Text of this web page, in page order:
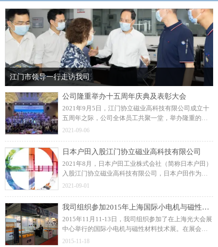
江门市领导一行走访我司
公司隆重举办十五周年庆典及表彰大会
2021年9月5日，江门协立磁业高科技有限公司成立十
五周年之际，公司全体员工共聚一堂，举办隆重的周
年庆典及表彰大会！展望未来，协立公司更加坚定信
2021-09-06
日本户田入股江门协立磁业高科技有限公司
2021年8月，日本户田工业株式会社（简称日本户田）
入股江门协立磁业高科技有限公司，日本户田作为公
司磁粒料的供应商，此前建立了良好的长期合作关
2021-09-01
我司组织参加2015年上海国际小电机与磁性材料技术展
2015年11月11-13日，我司组织参加了在上海光大会展
中心举行的国际小电机与磁性材料技术展。在展会
上，我司与众多国内外汽车零部件、工业控制类和家
2015-11-18